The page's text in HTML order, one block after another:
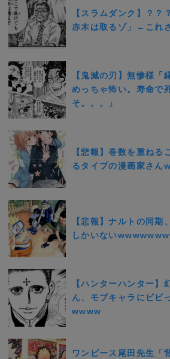
【スラムダンク】？？
赤木は取るゾ」←これ
【鬼滅の刃】無惨様「
めっちゃ怖い。寿命で
そ。。。」
【悲報】巻数を重ねる
るタイプの漫画家さん
【悲報】ナルトの同期
しかいない
【ハンターハンター】
ん、モブキャラにビビ
wwww
ワンピース尾田先生「